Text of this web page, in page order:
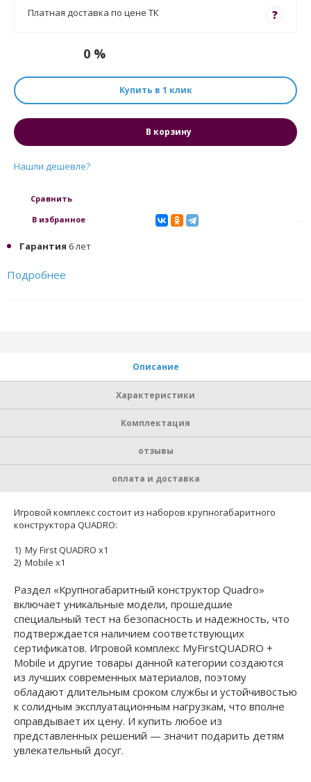
?
Платная доставка по цене ТК
0 %
Купить в 1 клик
В корзину
Нашли дешевле?
Сравнить
В избранное
Гарантия 6 лет
Подробнее
Описание
Характеристики
Комплектация
отзывы
оплата и доставка
Игровой комплекс состоит из наборов крупногабаритного
конструктора QUADRO:
1) My First QUADRO x1
2) Mobile х1
Раздел «Крупногабаритный конструктор Quadro»
включает уникальные модели, прошедшие
специальный тест на безопасность и надежность, что
подтверждается наличием соответствующих
сертификатов. Игровой комплекс MyFirstQUADRO +
Mobile и другие товары данной категории создаются
из лучших современных материалов, поэтому
обладают длительным сроком службы и устойчивостью
к солидным эксплуатационным нагрузкам, что вполне
оправдывает их цену. И купить любое из
представленных решений — значит подарить детям
увлекательный досуг.